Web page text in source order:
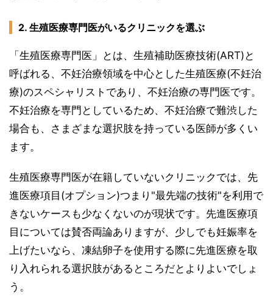
2. 生殖医療専門医がいるクリニックを選ぶ
「生殖医療専門医」とは、生殖補助医療技術(ART)と
呼ばれる、不妊治療領域を中心とした生殖医療(不妊治
療)のスペシャリストであり、不妊治療の専門医です。
不妊治療を専門としているため、不妊治療で難渋した
場合も、さまざまな選択肢を持っている医師が多くい
ます。
生殖医療専門医が在籍していないクリニックでは、先
進医療項目(オプション)つまり"最先端の技術"を利用で
きないケースも少なくないのが現状です。先進医療項
目については賛否両論ありますが、少しでも妊娠率を
上げたいなら、凍結卵子を使用する際に先進医療を取
り入れられる選択肢があるところだとよりよいでしょ
う。